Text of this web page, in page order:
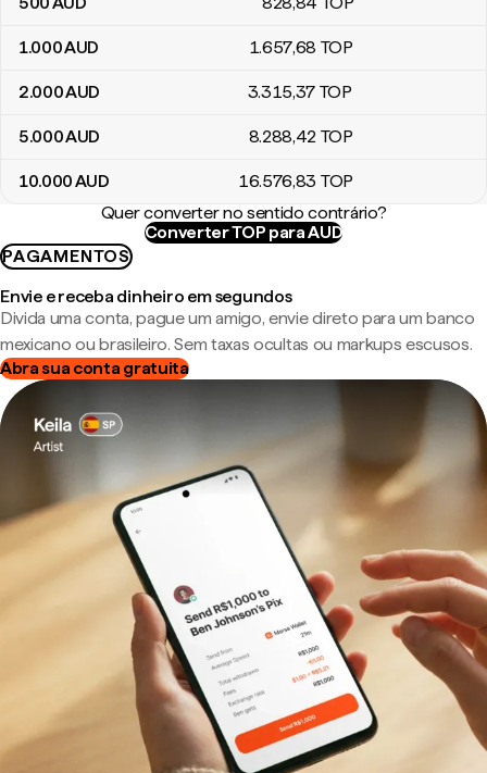
1.000AUD 1.657,68 TOP
2.000AUD 3.315,37 TOP
5.000AUD 8.288,42 TOP
10.000AUD 16.576,83 TOP
Quer converter no sentido contrário?
Converter TOP para AUD
PAGAMENTOS
Envie e receba dinheiro em segundos
Divida uma conta, pague um amigo, envie direto para um banco
mexicano ou brasileiro. Sem taxas ocultas ou markups escusos.
Abra sua conta gratuita